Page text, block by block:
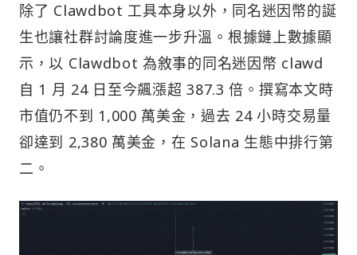
除了 Clawdbot 工具本身以外，同名迷因幣的誕
生也讓社群討論度進一步升溫。根據鏈上數據顯
示，以 Clawdbot 為敘事的同名迷因幣 clawd
自 1 月 24 日至今飆漲超 387.3 倍。撰寫本文時
市值仍不到 1,000 萬美金，過去 24 小時交易量
卻達到 2,380 萬美金，在 Solana 生態中排行第
二。